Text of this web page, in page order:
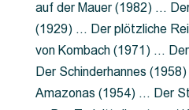
auf der Mauer (1982) …
(1929) … Der plötzliche
von Kombach (1971) …
Der Schinderhannes
Amazonas (1954) … Der